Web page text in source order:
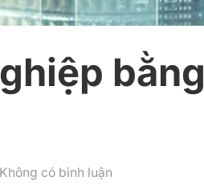
bằng
Không có bình luận